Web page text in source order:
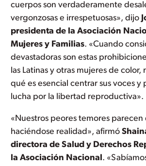
cuerpos son verdaderamente
vergonzosas e irrespetuosas», dijo
presidenta de la Asociación
Mujeres y Familias. «Cuando
devastadoras son estas
las Latinas y otras mujeres de
qué es esencial centrar sus voces y
lucha por la libertad reproductiva».
«Nuestros peores temores parecen
haciéndose realidad», afirmó
directora de Salud y Derechos
la Asociación Nacional.